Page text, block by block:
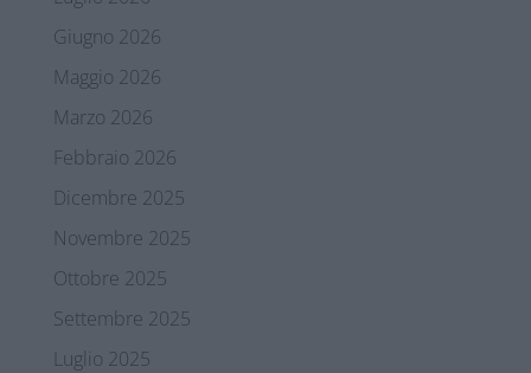
Giugno 2026
Maggio 2026
Marzo 2026
Febbraio 2026
Dicembre 2025
Novembre 2025
Ottobre 2025
Settembre 2025
Luglio 2025